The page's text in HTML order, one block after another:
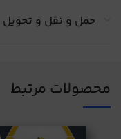
حمل و نقل و تحویل
محصولات مرتبط